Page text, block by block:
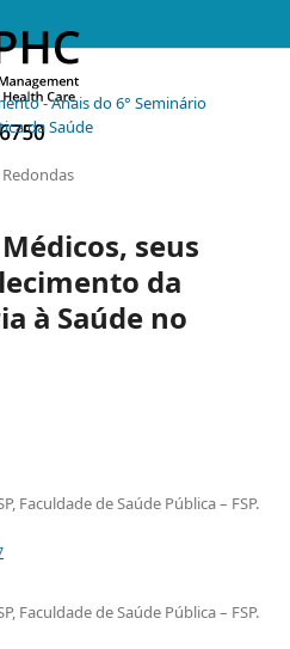
- Anais do 6° Seminário
da Saúde
seus
da
à Saúde no
Faculdade de Saúde Pública – FSP.
Faculdade de Saúde Pública – FSP.